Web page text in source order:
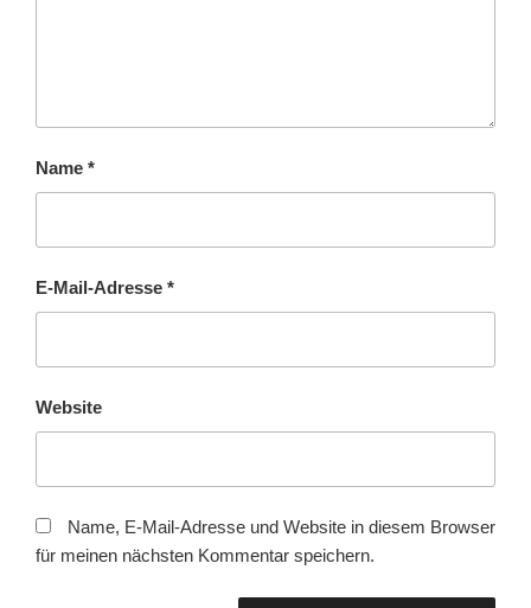
Name *
E-Mail-Adresse *
Website
Name, E-Mail-Adresse und Website in diesem Browser
für meinen nächsten Kommentar speichern.